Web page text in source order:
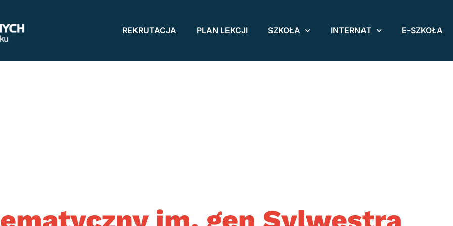
REKRUTACJA PLAN LEKCJI SZKOŁA INTERNAT E-SZKOŁA